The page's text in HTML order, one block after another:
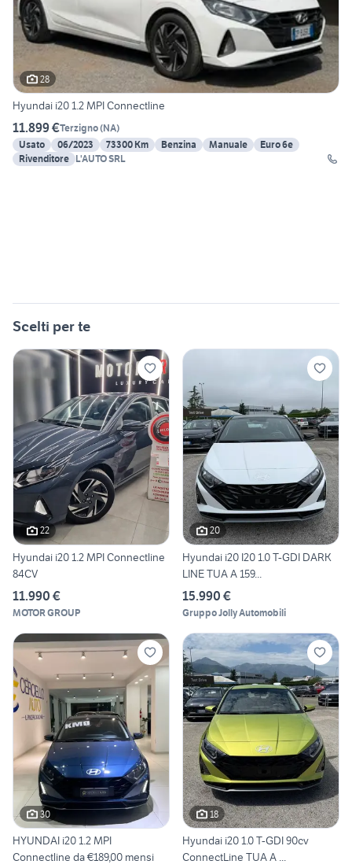
28
Hyundai i20 1.2 MPI Connectline
11.899 €Terzigno(NA)
Usato
06/2023 73300 Km Benzina Manuale
Euro 6e
Rivenditore L'AUTO SRL
Scelti per te
22
Hyundai i20 1.2 MPI Connectline
84CV
11.990 €
MOTOR GROUP
20
Hyundai i20 I20 1.0 T-GDI DARK
LINE TUA A 159...
15.990 €
Gruppo Jolly Automobili
30
HYUNDAI i20 1.2 MPI
Connectline da €189,00 mensi
18
Hyundai i20 1.0 T-GDI 90cv
ConnectLine TUA A ...